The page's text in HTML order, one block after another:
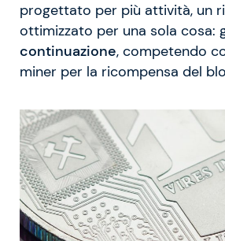
progettato per più attività, un
ottimizzato per una sola cosa:
continuazione, competendo
miner per la ricompensa del